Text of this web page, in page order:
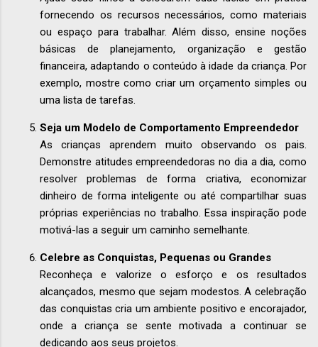
fornecendo os recursos necessários, como materiais
ou espaço para trabalhar. Além disso, ensine noções
básicas de planejamento, organização e gestão
financeira, adaptando o conteúdo à idade da criança. Por
exemplo, mostre como criar um orçamento simples ou
uma lista de tarefas.
Seja um Modelo de Comportamento Empreendedor
As crianças aprendem muito observando os pais.
Demonstre atitudes empreendedoras no dia a dia, como
resolver problemas de forma criativa, economizar
dinheiro de forma inteligente ou até compartilhar suas
próprias experiências no trabalho. Essa inspiração pode
motivá-las a seguir um caminho semelhante.
Celebre as Conquistas, Pequenas ou Grandes
Reconheça e valorize o esforço e os resultados
alcançados, mesmo que sejam modestos. A celebração
das conquistas cria um ambiente positivo e encorajador,
onde a criança se sente motivada a continuar se
dedicando aos seus projetos.